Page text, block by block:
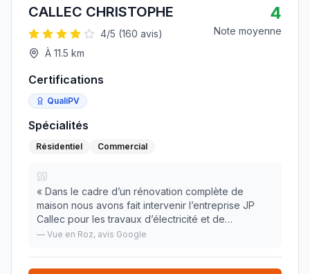
CALLEC CHRISTOPHE
4/5 (160 avis)
À 11.5 km
4
Note moyenne
Certifications
QualiPV
Spécialités
Résidentiel Commercial
« Dans le cadre d’un rénovation complète de
maison nous avons fait intervenir l’entreprise JP
Callec pour les travaux d’électricité et de
plomberie. Nous sommes très satisfaits de la qualité
— Vue en Roz, avis Google